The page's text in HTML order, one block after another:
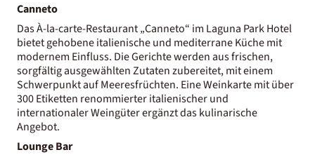
Canneto
Das À-la-carte-Restaurant „Canneto“ im Laguna Park Hotel
bietet gehobene italienische und mediterrane Küche mit
modernem Einfluss. Die Gerichte werden aus frischen,
sorgfältig ausgewählten Zutaten zubereitet, mit einem
Schwerpunkt auf Meeresfrüchten. Eine Weinkarte mit über
300 Etiketten renommierter italienischer und
internationaler Weingüter ergänzt das kulinarische
Angebot.
Lounge Bar